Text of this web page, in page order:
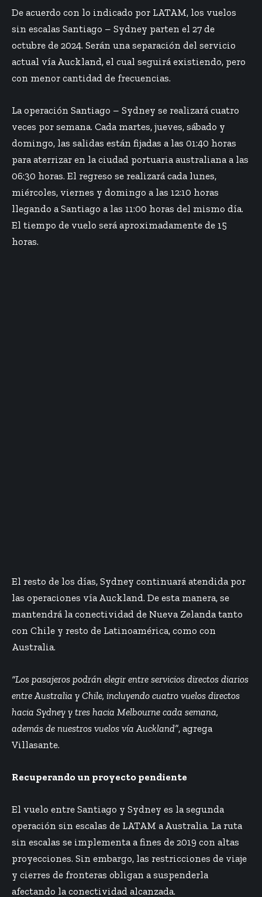
De acuerdo con lo indicado por LATAM, los vuelos
sin escalas Santiago – Sydney parten el 27 de
octubre de 2024. Serán una separación del servicio
actual vía Auckland, el cual seguirá existiendo, pero
con menor cantidad de frecuencias.
La operación Santiago – Sydney se realizará cuatro
veces por semana. Cada martes, jueves, sábado y
domingo, las salidas están fijadas a las 01:40 horas
para aterrizar en la ciudad portuaria australiana a las
06:30 horas. El regreso se realizará cada lunes,
miércoles, viernes y domingo a las 12:10 horas
llegando a Santiago a las 11:00 horas del mismo día.
El tiempo de vuelo será aproximadamente de 15
horas.
El resto de los días, Sydney continuará atendida por
las operaciones vía Auckland. De esta manera, se
mantendrá la conectividad de Nueva Zelanda tanto
con Chile y resto de Latinoamérica, como con
Australia.
“Los pasajeros podrán elegir entre servicios directos diarios
entre Australia y Chile, incluyendo cuatro vuelos directos
hacia Sydney y tres hacia Melbourne cada semana,
además de nuestros vuelos vía Auckland”, agrega
Villasante.
Recuperando un proyecto pendiente
El vuelo entre Santiago y Sydney es la segunda
operación sin escalas de LATAM a Australia. La ruta
sin escalas se implementa a fines de 2019 con altas
proyecciones. Sin embargo, las restricciones de viaje
y cierres de fronteras obligan a suspenderla
afectando la conectividad alcanzada.